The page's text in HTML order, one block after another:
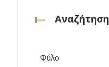
Αναζήτηση
Φύλο